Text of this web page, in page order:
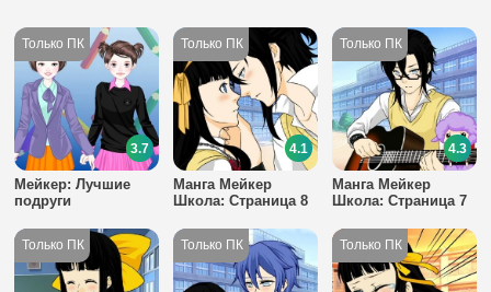
Мейкер: Лучшие
подруги
3.7
Манга Мейкер
Школа: Страница 8
4.1
Манга Мейкер
Школа: Страница 7
4.3